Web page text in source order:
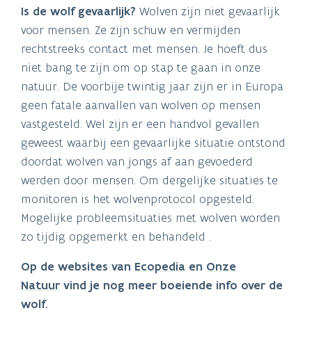
Is de wolf gevaarlijk? Wolven zijn niet gevaarlijk
voor mensen. Ze zijn schuw en vermijden
rechtstreeks contact met mensen. Je hoeft dus
niet bang te zijn om op stap te gaan in onze
natuur. De voorbije twintig jaar zijn er in Europa
geen fatale aanvallen van wolven op mensen
vastgesteld. Wel zijn er een handvol gevallen
geweest waarbij een gevaarlijke situatie ontstond
doordat wolven van jongs af aan gevoederd
werden door mensen. Om dergelijke situaties te
monitoren is het wolvenprotocol opgesteld.
Mogelijke probleemsituaties met wolven worden
zo tijdig opgemerkt en behandeld .
Op de websites van Ecopedia en Onze
Natuur vind je nog meer boeiende info over de
wolf.